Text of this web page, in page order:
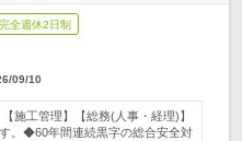
完全週休2日制
09/10
施工管理】【総務(人事・経理)】
。◆60年間連続黒字の総合安全対